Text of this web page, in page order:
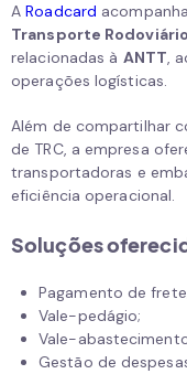
ARoadcard
Transporte
relacionadas à ANTT,
operações logísticas.
Além de compartilhar
de TRC, a empresa
transportadoras e
eficiência operacional.
Soluções
Pagamento de
Vale-pedágio;
Vale-
Gestão de